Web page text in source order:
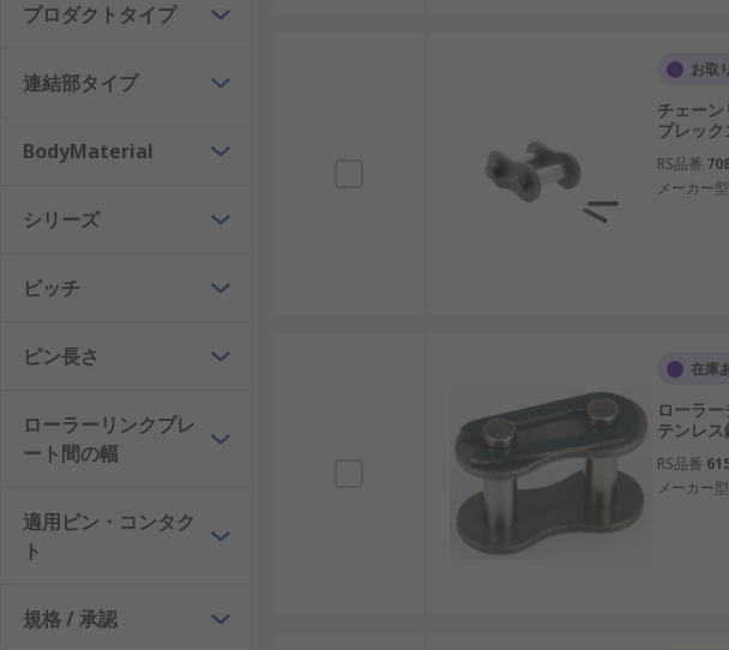
オフセットピンリンク
このリンクは、ローラーリンクとピンリンクを組み合わせたリンクです。2
ッターピン又は割りピンで所定の位置に固定されます。チェーンの長さが
ンクを使用します。ただし、この方法はお勧めできません。このタイプのリ
リンクとしても使用できます。
プロダクトタイプ
連結部タイプ
BodyMaterial
シリーズ
ピッチ
ピン長さ
ローラーリンクプレ
ート間の幅
適用ピン・コンタク
ト
規格 / 承認
お取
チェー
プレッ
RS品番
メーカー
在庫
ローラ
テンレ
RS品番
メーカー